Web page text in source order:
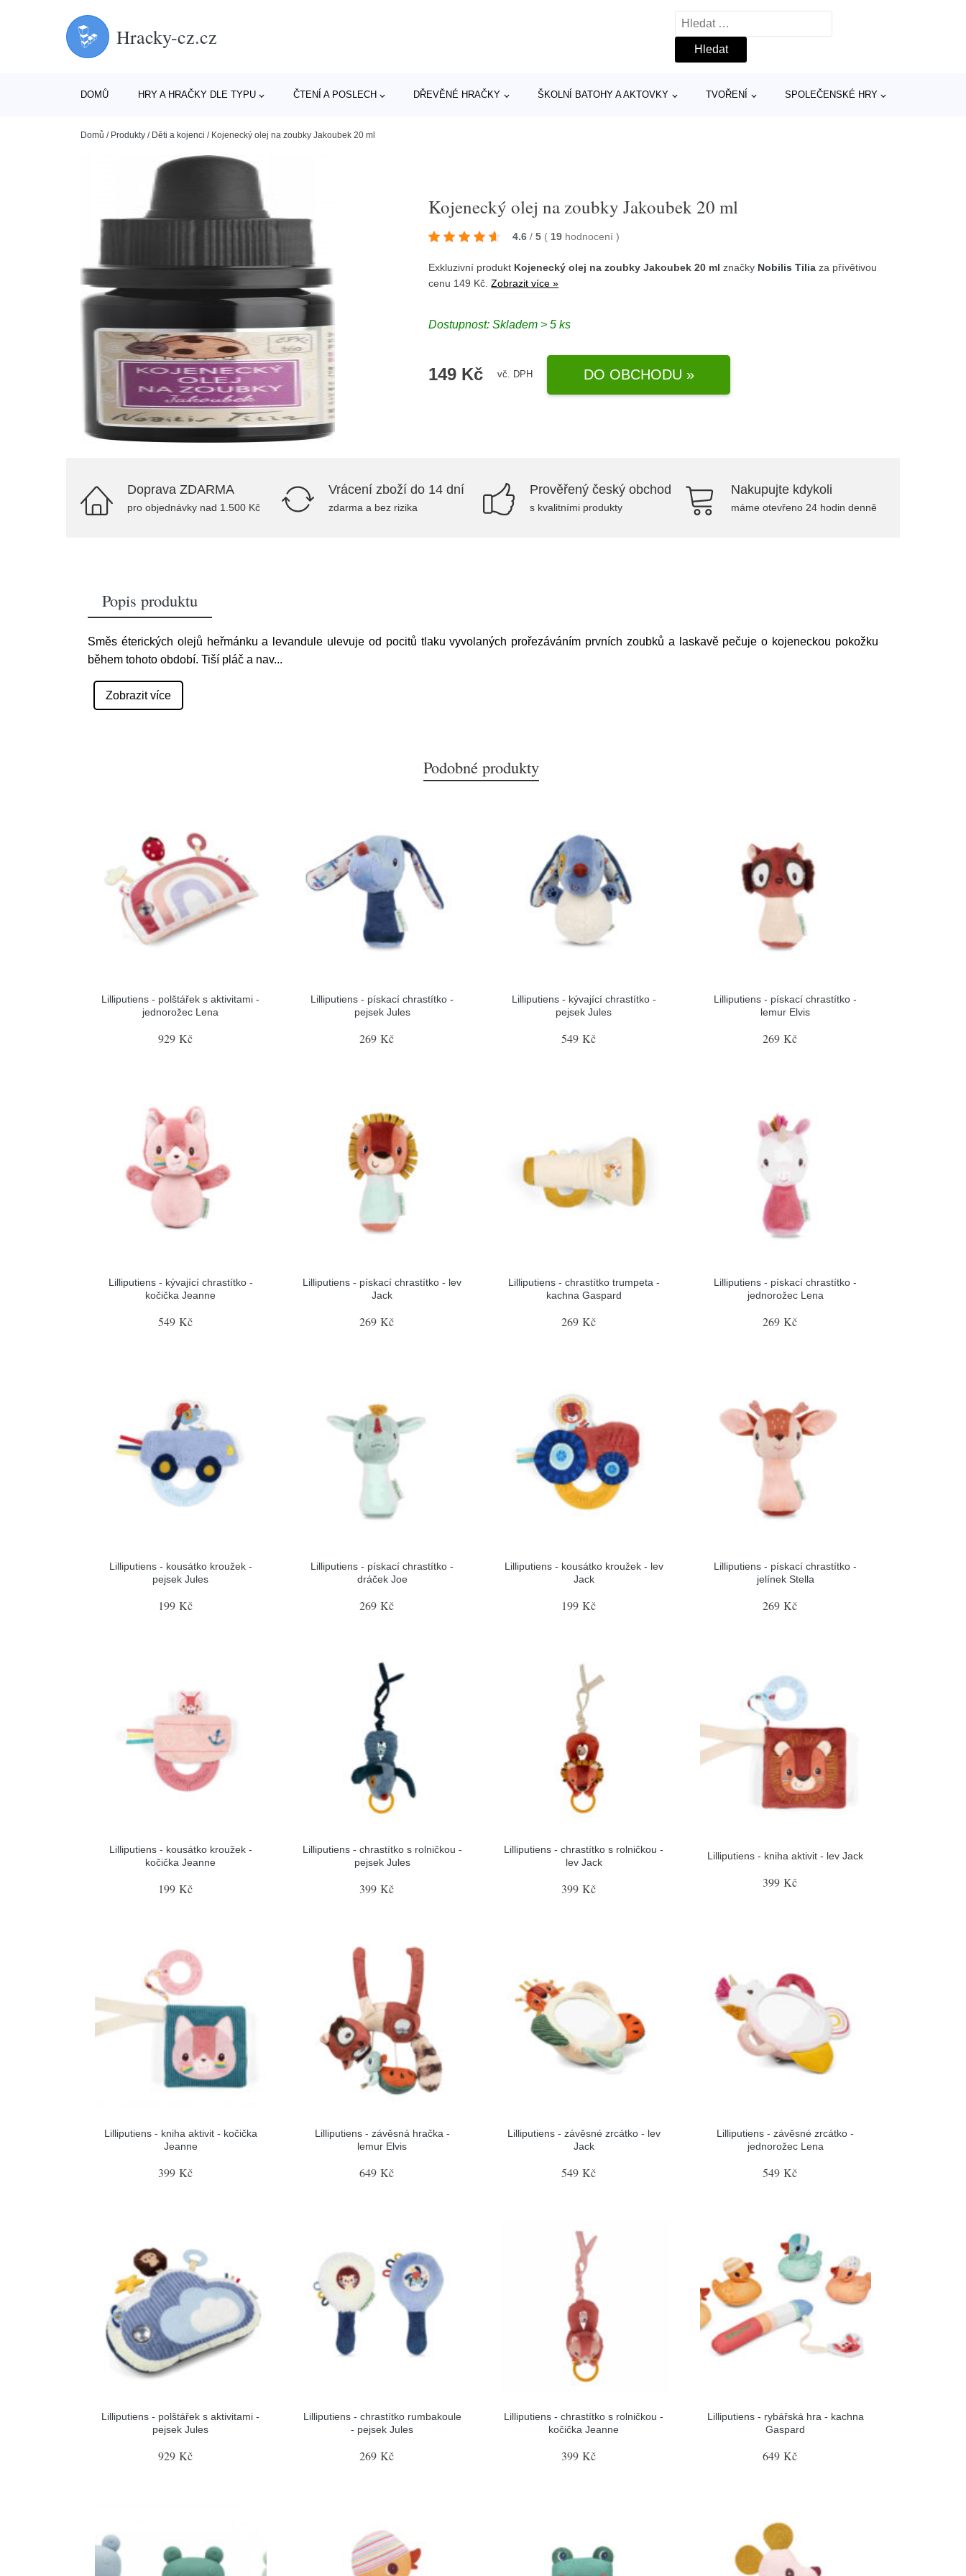
Hracky-cz.cz
Vyhledávání
DOMŮ HRY A HRAČKY DLE TYPU ČTENÍ A POSLECH DŘEVĚNÉ HRAČKY ŠKOLNÍ BATOHY A AKTOVKY TVOŘENÍ SPOLEČENSKÉ HRY
Domů / Produkty / Děti a kojenci / Kojenecký olej na zoubky Jakoubek 20 ml
Kojenecký olej na zoubky Jakoubek 20 ml
4.6 / 5 ( 19 hodnocení)
Exkluzivní produkt Kojenecký olej na zoubky Jakoubek 20 ml značky Nobilis Tilia za přívětivou
cenu 149 Kč.Zobrazit více »
Dostupnost: Skladem > 5 ks
149 Kč vč. DPH DO OBCHODU »
Doprava ZDARMA
pro objednávky nad 1.500 Kč
Vrácení zboží do 14 dní
zdarma a bez rizika
Prověřený český obchod
s kvalitními produkty
Nakupujte kdykoli
máme otevřeno 24 hodin denně
Popis produktu
Směs éterických olejů heřmánku a levandule ulevuje od pocitů tlaku vyvolaných prořezáváním prvních zoubků a laskavě pečuje o kojeneckou pokožku
během tohoto období. Tiší pláč a nav...
Zobrazit více
Podobné produkty
Lilliputiens - polštářek s aktivitami -
jednorožec Lena
929 Kč
Lilliputiens - pískací chrastítko -
pejsek Jules
269 Kč
Lilliputiens - kývající chrastítko -
pejsek Jules
549 Kč
Lilliputiens - pískací chrastítko -
lemur Elvis
269 Kč
Lilliputiens - kývající chrastítko -
kočička Jeanne
549 Kč
Lilliputiens - pískací chrastítko - lev
Jack
269 Kč
Lilliputiens - chrastítko trumpeta -
kachna Gaspard
269 Kč
Lilliputiens - pískací chrastítko -
jednorožec Lena
269 Kč
Lilliputiens - kousátko kroužek -
pejsek Jules
199 Kč
Lilliputiens - pískací chrastítko -
dráček Joe
269 Kč
Lilliputiens - kousátko kroužek - lev
Jack
199 Kč
Lilliputiens - pískací chrastítko -
jelínek Stella
269 Kč
Lilliputiens - kousátko kroužek -
kočička Jeanne
199 Kč
Lilliputiens - chrastítko s rolničkou -
pejsek Jules
399 Kč
Lilliputiens - chrastítko s rolničkou -
lev Jack
399 Kč
Lilliputiens - kniha aktivit - lev Jack
399 Kč
Lilliputiens - kniha aktivit - kočička
Jeanne
399 Kč
Lilliputiens - závěsná hračka -
lemur Elvis
649 Kč
Lilliputiens - závěsné zrcátko - lev
Jack
549 Kč
Lilliputiens - závěsné zrcátko -
jednorožec Lena
549 Kč
Lilliputiens - polštářek s aktivitami -
pejsek Jules
929 Kč
Lilliputiens - chrastítko rumbakoule
- pejsek Jules
269 Kč
Lilliputiens - chrastítko s rolničkou -
kočička Jeanne
399 Kč
Lilliputiens - rybářská hra - kachna
Gaspard
649 Kč